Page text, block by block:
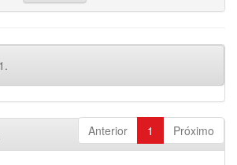
Anterior 1 Próximo